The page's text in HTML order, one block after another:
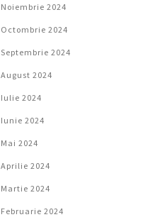
Noiembrie 2024
Octombrie 2024
Septembrie 2024
August 2024
Iulie 2024
Iunie 2024
Mai 2024
Aprilie 2024
Martie 2024
Februarie 2024